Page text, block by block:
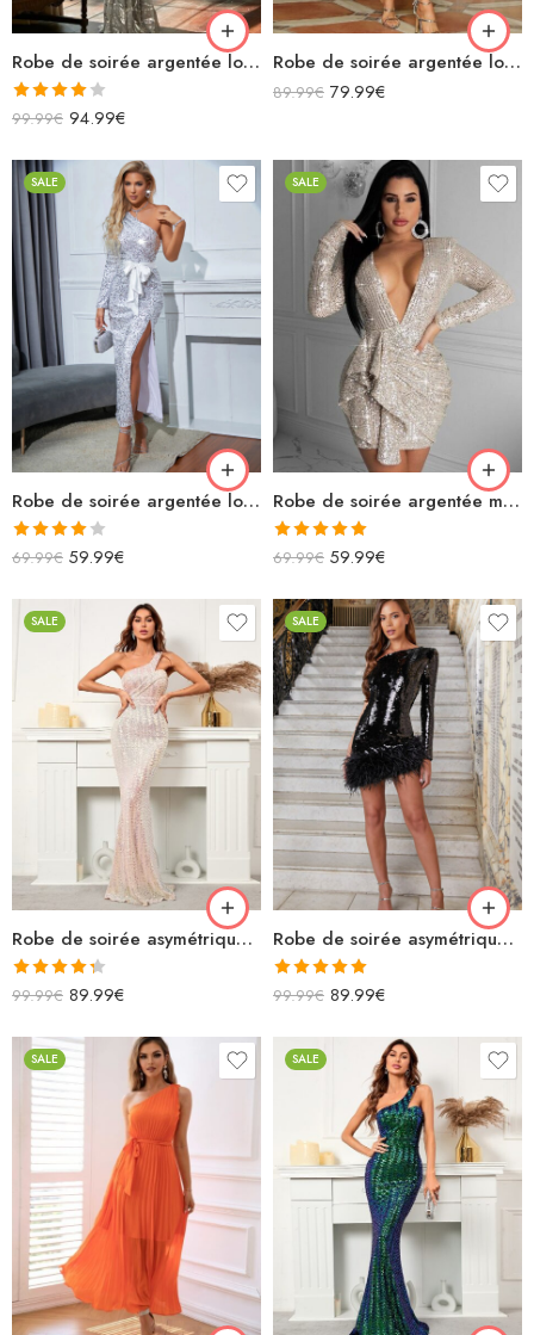
Robe de soirée argentée longue à paillettes manches longues sirène
Note
5
99.99€ 94.99€
Robe de soirée argentée longue à sequins col carré sans manches moulante
89.99€ 79.99€
SALE
Robe de soirée argentée longue asymétrique manches longues à paillettes avec ceinture nœud fendue
Note
5
69.99€ 59.99€
SALE
Robe de soirée argentée moulante à paillettes décolleté v profond manches longues et froufrous
Note5.00
69.99€ 59.99€
SALE
Robe de soirée asymétrique blanche longue sirène sans manches
Note4.33
99.99€ 89.99€
SALE
Robe de soirée asymétrique noire à plumes courte à sequins
Note5.00
99.99€ 89.99€
SALE SALE